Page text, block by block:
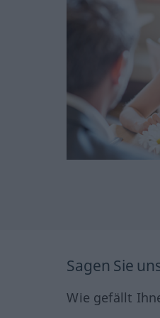
Sagen Sie
Wie gefällt